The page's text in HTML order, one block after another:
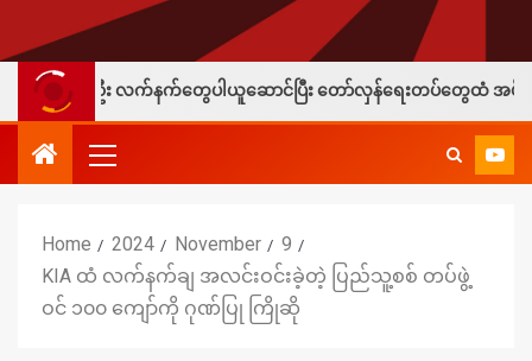
လက်နက်တွေပါယူဆောင်ပြီး တော်လှန်ရေးတပ်တွေထံ အပ်နှံလို့ သိန်းတစ်ရ
Home 2024 November
9
KIA ထံ လက်နက်ချ အလင်းဝင်းခဲ့တဲ့ ပြည်သူ့စစ် တပ်ဖွဲ့
ဝင် ၁၀၀ ကျော်ကို ဂုဏ်ပြု ကြိုဆို